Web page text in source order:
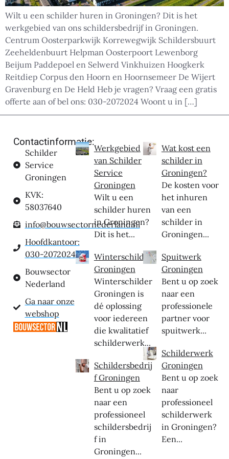
Wilt u een schilder huren in Groningen? Dit is het
werkgebied van ons schildersbedrijf in Groningen.
Centrum Oosterparkwijk Korrewegwijk Schildersbuurt
Zeeheldenbuurt Helpman Oosterpoort Lewenborg
Beijum Paddepoel en Selwerd Vinkhuizen Hoogkerk
Reitdiep Corpus den Hoorn en Hoornsemeer De Wijert
Gravenburg en De Held Heb je vragen? Vraag een gratis
offerte aan of bel ons: 030-2072024 Woont u in […]
Contactinformatie:
Schilder
Service
Groningen
KVK:
58037640
info@bouwsectornederland.nl
Hoofdkantoor:
030-2072024
Bouwsector
Nederland
Ga naar onze
webshop
Werkgebied
van Schilder
Service
Groningen
Wilt u een
schilder huren
in Groningen?
Dit is het...
Winterschilder
Groningen
Winterschilder
Groningen is
dé oplossing
voor iedereen
die kwalitatief
schilderwerk...
Schildersbedrij
f Groningen
Bent u op zoek
naar een
professioneel
schildersbedrij
f in
Groningen...
Wat kost een
schilder in
Groningen?
De kosten voor
het inhuren
van een
schilder in
Groningen...
Spuitwerk
Groningen
Bent u op zoek
naar een
professionele
partner voor
spuitwerk...
Schilderwerk
Groningen
Bent u op zoek
naar
professioneel
schilderwerk
in Groningen?
Een...